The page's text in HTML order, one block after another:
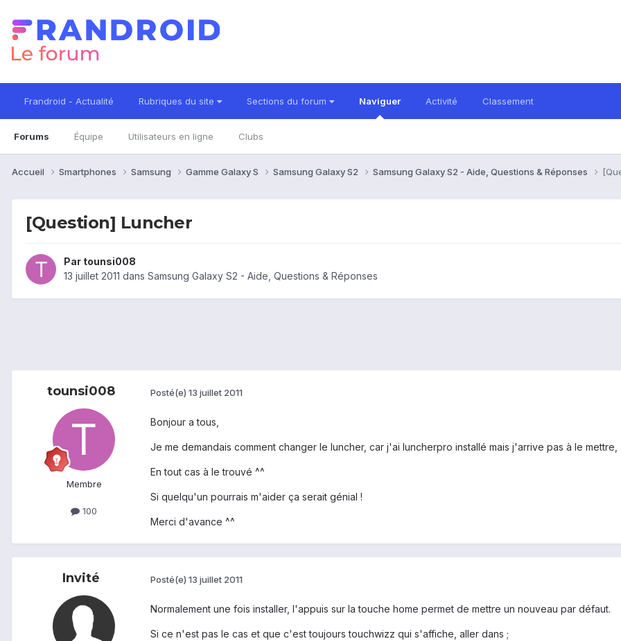
Frandroid - Actualité Rubriques du site Sections du forum Naviguer
Forums Équipe Utilisateurs en ligne Clubs
Activité Classement
Accueil Smartphones Samsung Gamme Galaxy S Samsung Galaxy S2 Samsung Galaxy S2 - Aide, Questions & Réponses
[Question] Luncher
Par tounsi008
13 juillet 2011 dans Samsung Galaxy S2 - Aide, Questions & Réponses
tounsi008
Membre
100
Posté(e) 13 juillet 2011
Bonjour a tous,
Je me demandais comment changer le luncher, car j'ai luncherpro installé mais j'arrive pas à le mettre,
En tout cas à le trouvé ^^
Si quelqu'un pourrais m'aider ça serait génial !
Merci d'avance ^^
Invité Posté(e) 13 juillet 2011
Normalement une fois installer, l'appuis sur la touche home permet de mettre un nouveau par défaut.
Si ce n'est pas le cas et que c'est toujours touchwizz qui s'affiche, aller dans ;